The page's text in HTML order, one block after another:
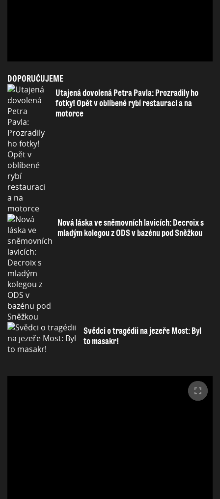
DOPORUČUJEME
Utajená dovolená Petra Pavla: Prozradily ho
fotky! Opět v oblíbené rybí restauraci a na
motorce
Nová láska ve sněmovních lavicích: Decroix s
mladým kolegou z ODS v bazénu pod Sněžkou
Svědci o tragédii na jezeře Most: Byl
to masakr!